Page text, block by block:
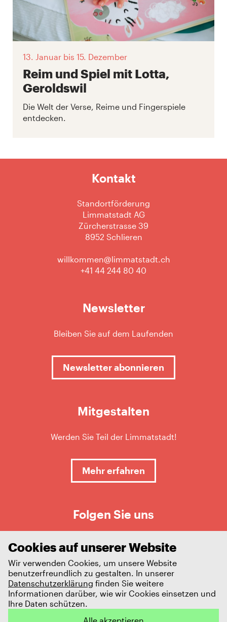
13. Januar bis 15. Dezember
Reim und Spiel mit Lotta,
Geroldswil
Die Welt der Verse, Reime und Fingerspiele
entdecken.
Kontakt
Standortförderung
Limmatstadt AG
Zürcherstrasse 39
8952 Schlieren
willkommen@limmatstadt.ch
+41 44 244 80 40
Newsletter
Bleiben Sie auf dem Laufenden
Newsletter abonnieren
Mitgestalten
Werden Sie Teil der Limmatstadt!
Mehr erfahren
Folgen Sie uns
Cookies auf unserer Website
Wir verwenden Cookies, um unsere Website
benutzerfreundlich zu gestalten. In unserer
Datenschutzerklärung finden Sie weitere
Informationen darüber, wie wir Cookies einsetzen und
Ihre Daten schützen.
Alle akzeptieren